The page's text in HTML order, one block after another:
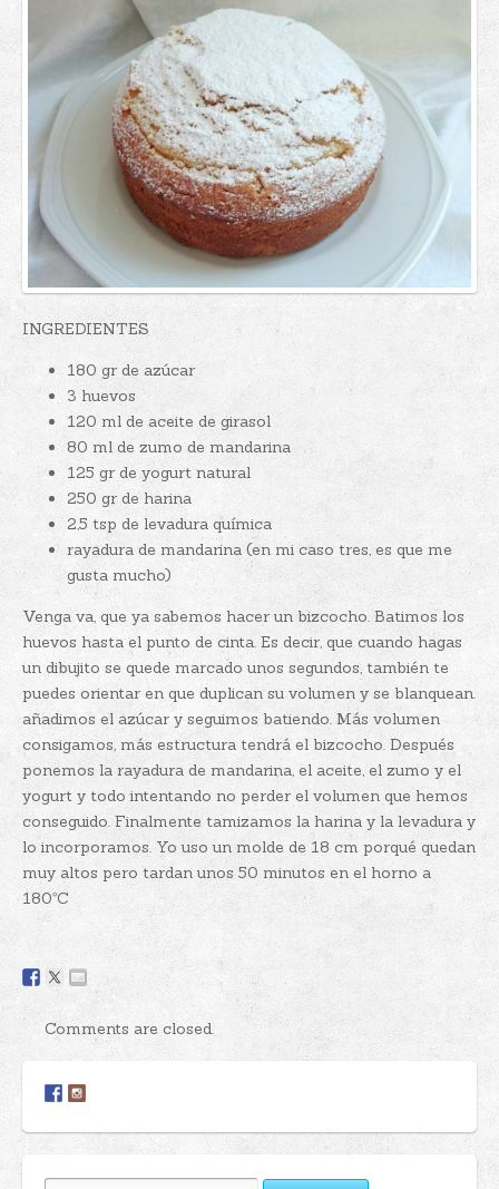
INGREDIENTES
180 gr de azúcar
3 huevos
120 ml de aceite de girasol
80 ml de zumo de mandarina
125 gr de yogurt natural
250 gr de harina
2,5 tsp de levadura química
rayadura de mandarina (en mi caso tres, es que me
gusta mucho)
Venga va, que ya sabemos hacer un bizcocho. Batimos los
huevos hasta el punto de cinta. Es decir, que cuando hagas
un dibujito se quede marcado unos segundos, también te
puedes orientar en que duplican su volumen y se blanquean.
añadimos el azúcar y seguimos batiendo. Más volumen
consigamos, más estructura tendrá el bizcocho. Después
ponemos la rayadura de mandarina, el aceite, el zumo y el
yogurt y todo intentando no perder el volumen que hemos
conseguido. Finalmente tamizamos la harina y la levadura y
lo incorporamos. Yo uso un molde de 18 cm porqué quedan
muy altos pero tardan unos 50 minutos en el horno a
180ºC
Comments are closed.